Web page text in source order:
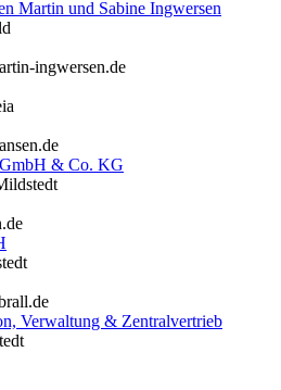
Martin und Sabine Ingwersen
ingwersen.de
& Co. KG
Verwaltung & Zentralvertrieb